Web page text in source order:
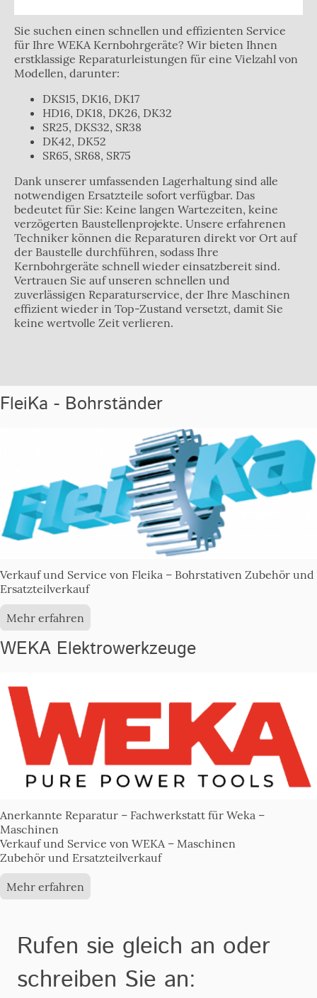
Sie suchen einen schnellen und effizienten Service
für Ihre WEKA Kernbohrgeräte? Wir bieten Ihnen
erstklassige Reparaturleistungen für eine Vielzahl von
Modellen, darunter:
DKS15, DK16, DK17
HD16, DK18, DK26, DK32
SR25, DKS32, SR38
DK42, DK52
SR65, SR68, SR75
Dank unserer umfassenden Lagerhaltung sind alle
notwendigen Ersatzteile sofort verfügbar. Das
bedeutet für Sie: Keine langen Wartezeiten, keine
verzögerten Baustellenprojekte. Unsere erfahrenen
Techniker können die Reparaturen direkt vor Ort auf
der Baustelle durchführen, sodass Ihre
Kernbohrgeräte schnell wieder einsatzbereit sind.
Vertrauen Sie auf unseren schnellen und
zuverlässigen Reparaturservice, der Ihre Maschinen
effizient wieder in Top-Zustand versetzt, damit Sie
keine wertvolle Zeit verlieren.
FleiKa - Bohrständer
Verkauf und Service von Fleika – Bohrstativen Zubehör und
Ersatzteilverkauf
Mehr erfahren
WEKA Elektrowerkzeuge
Anerkannte Reparatur – Fachwerkstatt für Weka –
Maschinen
Verkauf und Service von WEKA – Maschinen
Zubehör und Ersatzteilverkauf
Mehr erfahren
Rufen sie gleich an oder
schreiben Sie an: